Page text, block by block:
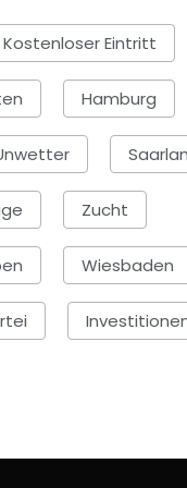
Kostenloser Eintritt
Hamburg
Zucht
Wiesbaden